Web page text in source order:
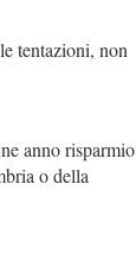
tentazioni, non
anno risparmio
o della